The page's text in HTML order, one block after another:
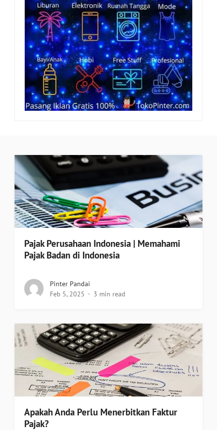
Pajak Perusahaan Indonesia | Memahami
Pajak Badan di Indonesia
Pinter Pandai
Feb 5, 2025
3 min read
Apakah Anda Perlu Menerbitkan Faktur
Pajak?